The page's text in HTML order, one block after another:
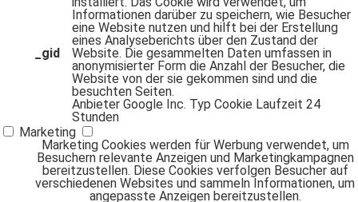
_gid
Informationen darüber zu speichern, wie Besucher
eine Website nutzen und hilft bei der Erstellung
eines Analyseberichts über den Zustand der
Website. Die gesammelten Daten umfassen in
anonymisierter Form die Anzahl der Besucher, die
Website von der sie gekommen sind und die
besuchten Seiten.
Anbieter Google Inc. Typ Cookie Laufzeit 24
Stunden
Marketing
Marketing Cookies werden für Werbung verwendet, um
Besuchern relevante Anzeigen und Marketingkampagnen
bereitzustellen. Diese Cookies verfolgen Besucher auf
verschiedenen Websites und sammeln Informationen, um
angepasste Anzeigen bereitzustellen.